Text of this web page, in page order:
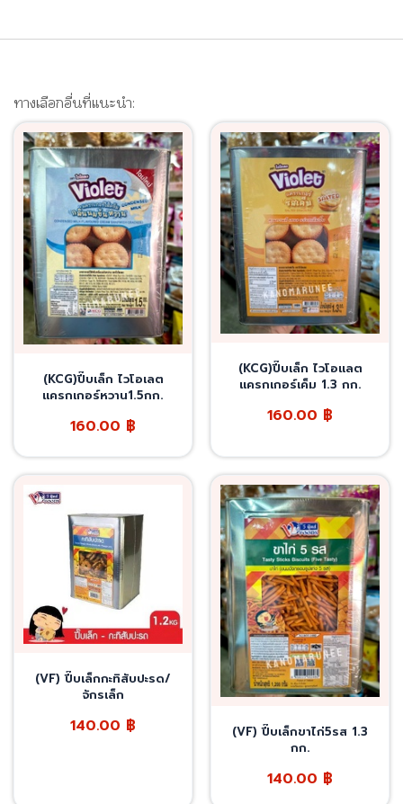
ทางเลือกอื่นที่แนะนำ:
(KCG)ปี๊บเล็ก ไวโอเลต
แครกเกอร์หวาน1.5กก.
160.00 ฿
(KCG)ปี๊บเล็ก ไวโอแลต
แครกเกอร์เค็ม 1.3 กก.
160.00 ฿
(VF) ปี๊บเล็กกะทิสับปะรด/
จักรเล็ก
140.00 ฿
(VF) ปี๊บเล็กขาไก่5รส 1.3
กก.
140.00 ฿